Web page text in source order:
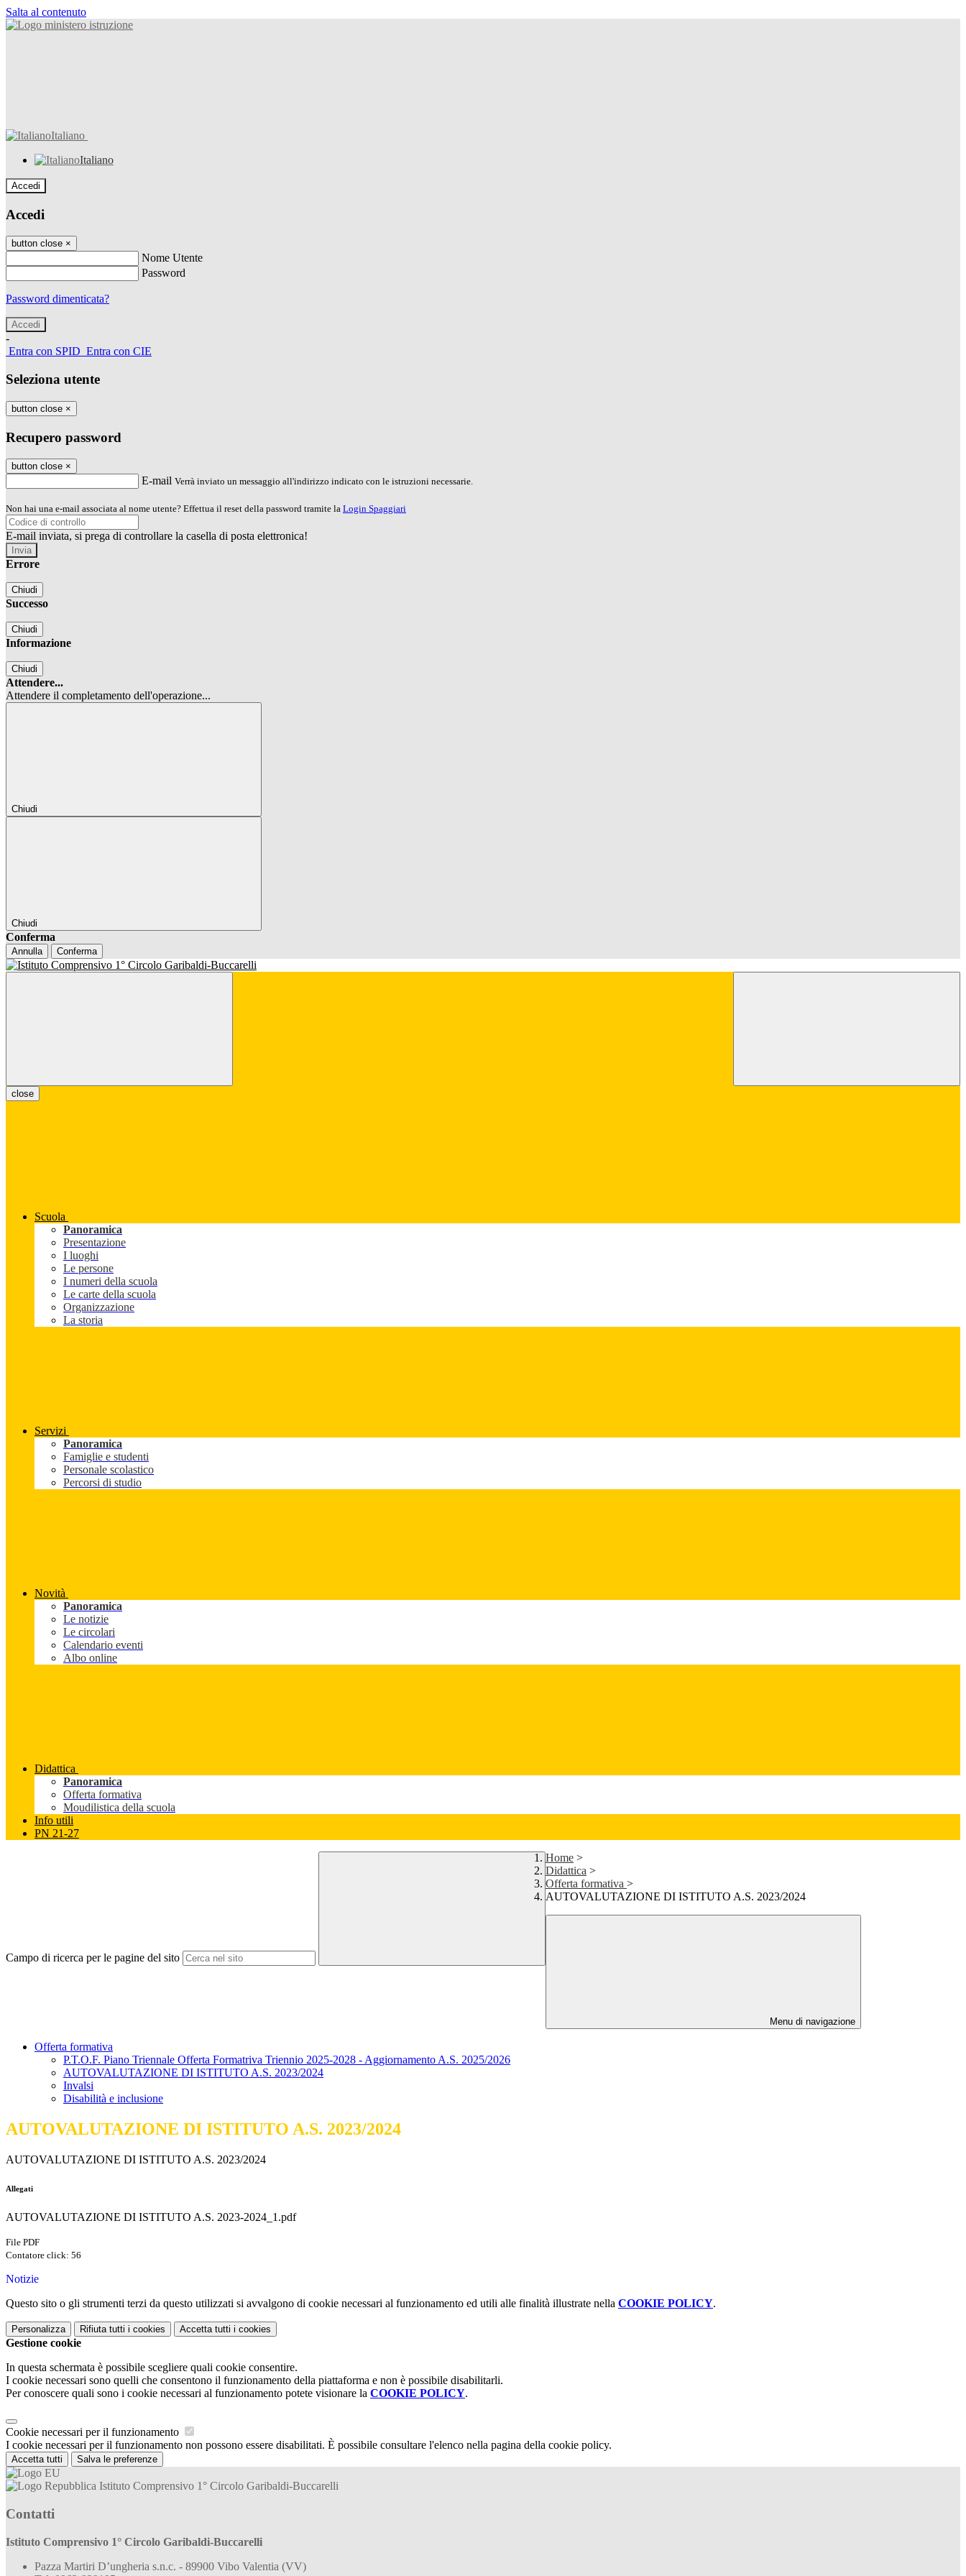
Salta al contenuto
Italiano
Italiano
Accedi
Accedi
button close ×
Nome Utente
Password
Password dimenticata?
-
Entra con SPID Entra con CIE
Seleziona utente
button close ×
Recupero password
button close ×
E-mail Verrà inviato un messaggio all'indirizzo indicato con le istruzioni necessarie.
Non hai una e-mail associata al nome utente? Effettua il reset della password tramite la Login Spaggiari
E-mail inviata, si prega di controllare la casella di posta elettronica!
Errore
Chiudi
Successo
Chiudi
Informazione
Chiudi
Attendere...
Attendere il completamento dell'operazione...
Chiudi
Chiudi
Conferma
Annulla Conferma
close
Scuola
Panoramica
Presentazione
I luoghi
Le persone
I numeri della scuola
Le carte della scuola
Organizzazione
La storia
Servizi
Panoramica
Famiglie e studenti
Personale scolastico
Percorsi di studio
Novità
Panoramica
Le notizie
Le circolari
Calendario eventi
Albo online
Didattica
Panoramica
Offerta formativa
Moudilistica della scuola
Info utili
PN 21-27
Campo di ricerca per le pagine del sito
Home >
Didattica >
Offerta formativa >
AUTOVALUTAZIONE DI ISTITUTO A.S. 2023/2024
Menu di navigazione
Offerta formativa
P.T.O.F. Piano Triennale Offerta Formatriva Triennio 2025-2028 - Aggiornamento A.S. 2025/2026
AUTOVALUTAZIONE DI ISTITUTO A.S. 2023/2024
Invalsi
Disabilità e inclusione
AUTOVALUTAZIONE DI ISTITUTO A.S. 2023/2024
AUTOVALUTAZIONE DI ISTITUTO A.S. 2023/2024
Allegati
AUTOVALUTAZIONE DI ISTITUTO A.S. 2023-2024_1.pdf
File PDF
Contatore click: 56
Notizie
Questo sito o gli strumenti terzi da questo utilizzati si avvalgono di cookie necessari al funzionamento ed utili alle finalità illustrate nella COOKIE POLICY.
Personalizza Rifiuta tutti i cookies Accetta tutti i cookies
Gestione cookie
In questa schermata è possibile scegliere quali cookie consentire.
I cookie necessari sono quelli che consentono il funzionamento della piattaforma e non è possibile disabilitarli.
Per conoscere quali sono i cookie necessari al funzionamento potete visionare la COOKIE POLICY.
Cookie necessari per il funzionamento
I cookie necessari per il funzionamento non possono essere disabilitati. È possibile consultare l'elenco nella pagina della cookie policy.
Accetta tutti Salva le preferenze
Istituto Comprensivo 1° Circolo Garibaldi-Buccarelli
Contatti
Istituto Comprensivo 1° Circolo Garibaldi-Buccarelli
Pazza Martiri D’ungheria s.n.c. - 89900 Vibo Valentia (VV)